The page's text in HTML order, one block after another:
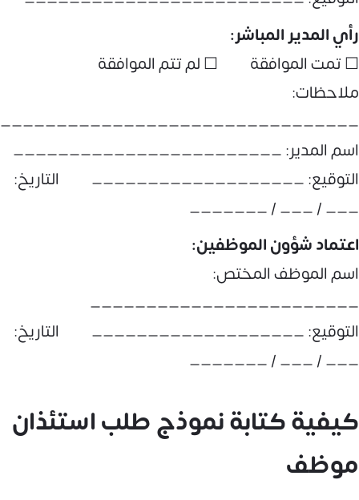
رأي المدير المباشر:
☐ تمت الموافقة ☐ لم تتم الموافقة
ملاحظات:
اسم المدير: ________________________
التوقيع: ___________________ التاريخ:
___ / ___ / _______
اعتماد شؤون الموظفين:
اسم الموظف المختص:
________________________
التوقيع: ___________________ التاريخ:
___ / ___ / _______
كيفية كتابة نموذج طلب استئذان
موظف